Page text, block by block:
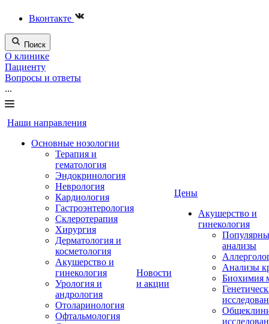
Вконтакте
Поиск
О клинике
Пациенту
Вопросы и ответы
...
Наши направления
Основные нозологии
Терапия и
гематология
Эндокринология
Неврология
Кардиология
Гастроэнтерология
Склеротерапия
Хирургия
Дерматология и
косметология
Акушерство и
гинекология
Урология и
андрология
Отоларинология
Офтальмология
Новости
и акции
Цены
Акушерство и
гинекология
анализы
Анализы
Биохимия